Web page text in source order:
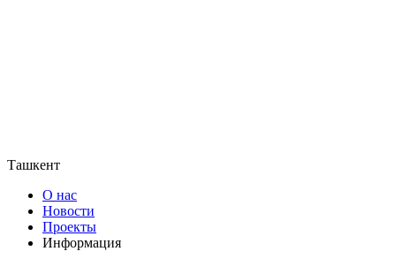
Ташкент
О нас
Новости
Проекты
Информация